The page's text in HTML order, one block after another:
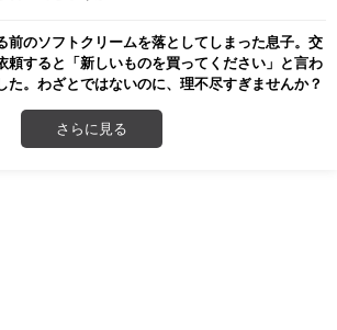
前のソフトクリームを落としてしまった息子。交
頼すると「新しいものを買ってください」と言わ
た。わざとではないのに、理不尽すぎませんか？
さらに見る